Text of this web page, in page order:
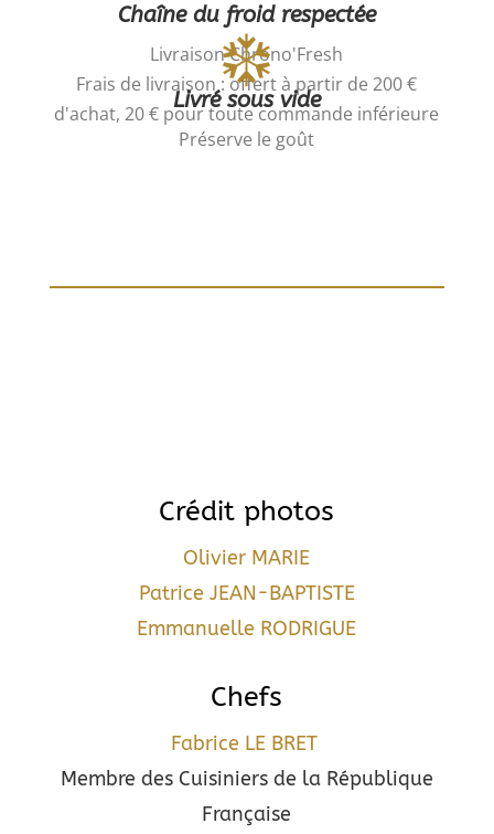
Chaîne du froid respectée
Livraison Chrono'Fresh
Frais de livraison : offert à partir de 200 €
d'achat, 20 € pour toute commande inférieure
Livré sous vide
Préserve le goût
Crédit photos
Olivier MARIE
Patrice JEAN-BAPTISTE
Emmanuelle RODRIGUE
Chefs
Fabrice LE BRET
Membre des Cuisiniers de la République
Française